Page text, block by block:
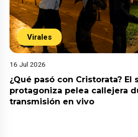
Virales
16 Jul 2026
¿Qué pasó con Cristorata? El
protagoniza pelea callejera
transmisión en vivo